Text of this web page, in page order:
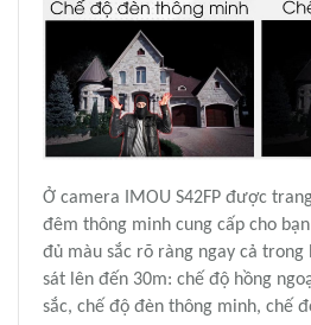
Ở camera IMOU S42FP được
đêm thông minh cung cấp cho
đủ màu sắc rõ ràng ngay cả
sát lên đến 30m: chế độ hồng
sắc, chế độ đèn thông minh, chế